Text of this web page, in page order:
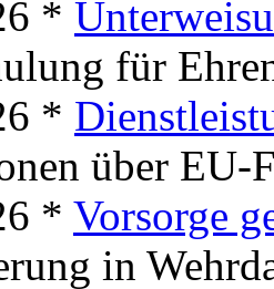
*
für
*
über EU-
* Vorsorge
in